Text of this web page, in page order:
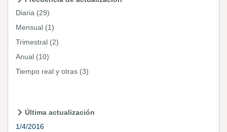
Diaria (29)
Mensual (1)
Trimestral (2)
Anual (10)
Tiempo real y otras (3)
Última actualización
1/4/2016